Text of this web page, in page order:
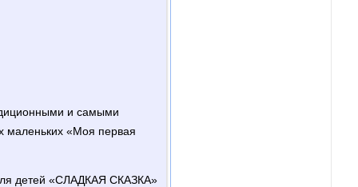
и самыми
маленьких «Моя первая
детей «СЛАДКАЯ СКАЗКА»